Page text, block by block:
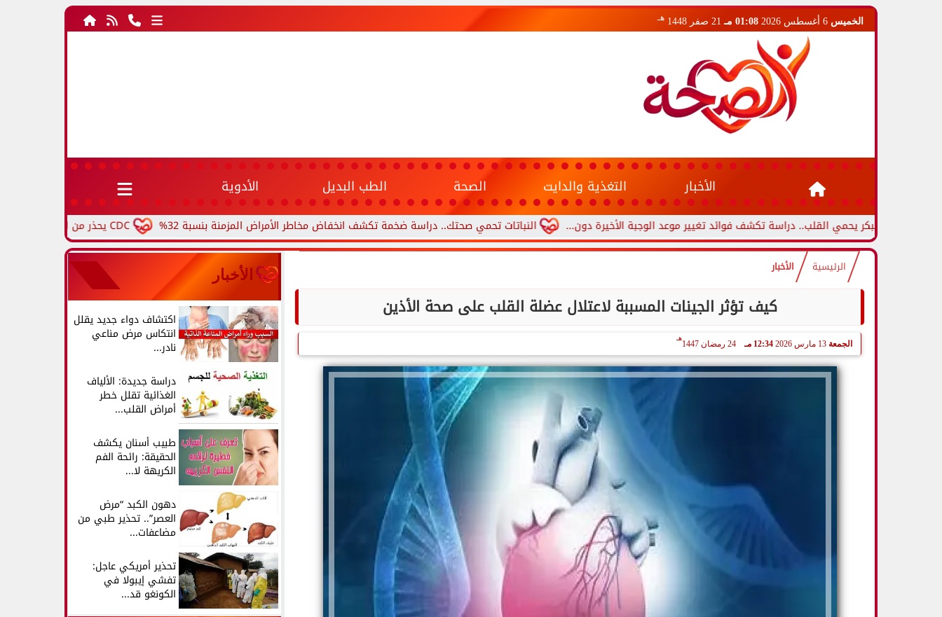
الخميس 01:08 مـ 21 صفر 1448 هـ
الأخبار التغذية والدايت الصحة الطب البديل الأدوية
CDC يحذر من ارتفاع حالات حمى الأرانب.. مرض نادر ينتقل من الحيوانات... النباتات تحمي صحتك.. دراسة ضخمة تكشف انخفاض مخاطر الأمراض المزمنة بنسبة 32% المبكر يحمي القلب.. دراسة تكشف فوائد تغيير موعد الوجبة الأخيرة دون...
الرئيسية الأخبار
كيف تؤثر الجينات المسببة لاعتلال عضلة القلب على صحة الأذين
الجمعة 13 مارس 2026 12:34 مـ 24 رمضان 1447
هـ
الأخبار
اكتشاف دواء جديد يقلل
انتكاس مرض مناعي
نادر...
دراسة جديدة: الألياف
الغذائية تقلل خطر
أمراض القلب...
طبيب أسنان يكشف
الحقيقة: رائحة الفم
الكريهة لا...
دهون الكبد “مرض
العصر”.. تحذير طبي من
مضاعفات...
تحذير أمريكي عاجل:
تفشي إيبولا في
الكونغو قد...